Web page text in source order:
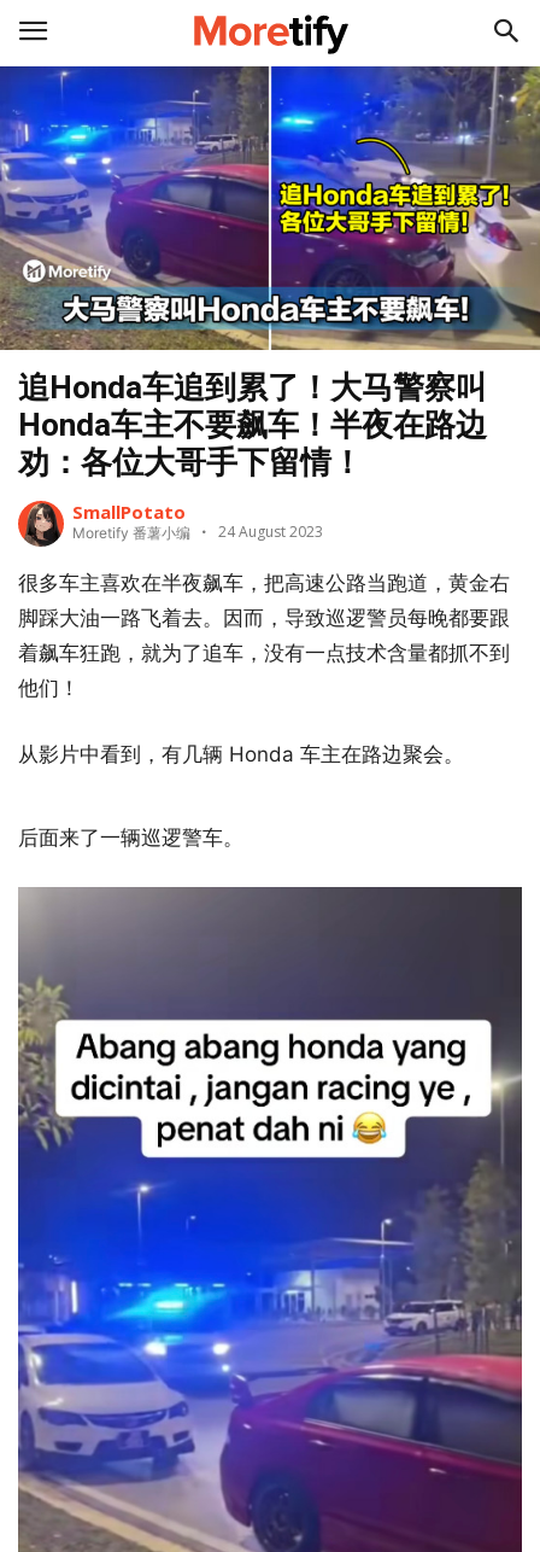
追Honda车追到累了！大马警察叫
Honda车主不要飙车！半夜在路边
劝：各位大哥手下留情！
SmallPotato
Moretify 番薯小编 24 August 2023
很多车主喜欢在半夜飙车，把高速公路当跑道，黄金右
脚踩大油一路飞着去。因而，导致巡逻警员每晚都要跟
着飙车狂跑，就为了追车，没有一点技术含量都抓不到
他们！
从影片中看到，有几辆 Honda 车主在路边聚会。
后面来了一辆巡逻警车。